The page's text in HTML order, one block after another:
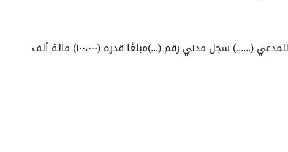
حكمت الدائرة حضوريًا بإلزام المدعى عليه مؤسسة (.....) سجل تجاري رقم (...) لصاحبها (......) سجل مدني رقم (...) بأن يدفع للمدعي (......) سجل مدني رقم (...)مبلغًا قدره (١٠٠،٠٠٠) مائة ألف